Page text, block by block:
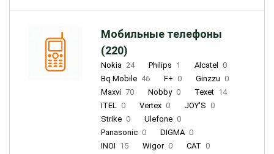
Мобильные телефоны
(220)
Nokia 24 Philips 1 Alcatel
0
Bq Mobile 46 F+ 0 Ginzzu 0
Maxvi 70 Nobby 0 Texet 14
ITEL 0 Vertex 0 JOY'S 0
Strike 0 Ulefone 0
Panasonic 0 DIGMA 0
INOI 15 Wigor 0 CAT 0